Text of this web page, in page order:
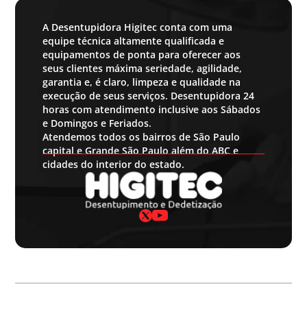
A Desentupidora Higitec conta com uma
equipe técnica altamente qualificada e
equipamentos de ponta para oferecer aos
seus clientes máxima seriedade, agilidade,
garantia e, é claro, limpeza e qualidade na
execução de seus serviços. Desentupidora 24
horas com atendimento inclusive aos Sábados
e Domingos e Feriados.
Atendemos todos os bairros de São Paulo
capital e Grande São Paulo além do ABC e
cidades do interior do estado.